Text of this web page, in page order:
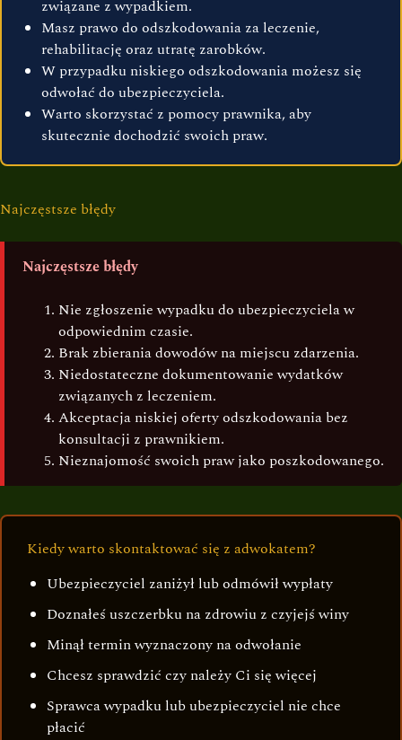
związane z wypadkiem.
Masz prawo do odszkodowania za leczenie,
rehabilitację oraz utratę zarobków.
W przypadku niskiego odszkodowania możesz się
odwołać do ubezpieczyciela.
Warto skorzystać z pomocy prawnika, aby
skutecznie dochodzić swoich praw.
Najczęstsze błędy
Najczęstsze błędy
Nie zgłoszenie wypadku do ubezpieczyciela w
odpowiednim czasie.
Brak zbierania dowodów na miejscu zdarzenia.
Niedostateczne dokumentowanie wydatków
związanych z leczeniem.
Akceptacja niskiej oferty odszkodowania bez
konsultacji z prawnikiem.
Nieznajomość swoich praw jako poszkodowanego.
Kiedy warto skontaktować się z adwokatem?
Ubezpieczyciel zaniżył lub odmówił wypłaty
Doznałeś uszczerbku na zdrowiu z czyjejś winy
Minął termin wyznaczony na odwołanie
Chcesz sprawdzić czy należy Ci się więcej
Sprawca wypadku lub ubezpieczyciel nie chce
płacić